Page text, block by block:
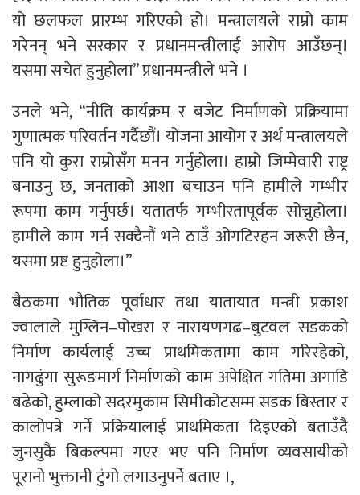
यो छलफल प्रारम्भ गरिएको हो। मन्त्रालयले राम्रो काम
गरेनन् भने सरकार र प्रधानमन्त्रीलाई आरोप आउँछन्।
यसमा सचेत हुनुहोला” प्रधानमन्त्रीले भने ।
उनले भने, “नीति कार्यक्रम र बजेट निर्माणको प्रक्रियामा
गुणात्मक परिवर्तन गर्दैछौं। योजना आयोग र अर्थ मन्त्रालयले
पनि यो कुरा राम्रोसँग मनन गर्नुहोला। हाम्रो जिम्मेवारी राष्ट्र
बनाउनु छ, जनताको आशा बचाउन पनि हामीले गम्भीर
रूपमा काम गर्नुपर्छ। यतातर्फ गम्भीरतापूर्वक सोच्नुहोला।
हामीले काम गर्न सक्दैनौं भने ठाउँ ओगटिरहन जरूरी छैन,
यसमा प्रष्ट हुनुहोला।”
बैठकमा भौतिक पूर्वाधार तथा यातायात मन्त्री प्रकाश
ज्वालाले मुग्लिन–पोखरा र नारायणगढ–बुटवल सडकको
निर्माण कार्यलाई उच्च प्राथमिकतामा काम गरिरहेको,
नागढुंगा सुरूङमार्ग निर्माणको काम अपेक्षित गतिमा अगाडि
बढेको, हुम्लाको सदरमुकाम सिमीकोटसम्म सडक बिस्तार र
कालोपत्रे गर्ने प्रक्रियालाई प्राथमिकता दिइएको बताउँदै
जुनसुकै बिकल्पमा गएर भए पनि निर्माण व्यवसायीको
पूरानो भुक्तानी टुंगो लगाउनुपर्ने बताए ।,